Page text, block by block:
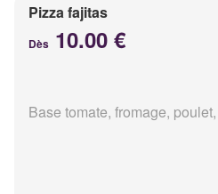
Pizza fajitas
Dès 10.00 €
Base tomate, fromage,